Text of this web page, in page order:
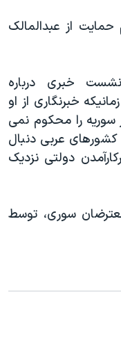
حمایت از عبدالمالک
خبری درباره
خبرنگاری از او
را محکوم نمی
کشورهای عربی دنبال
دولتی نزدیک
سوری، توسط